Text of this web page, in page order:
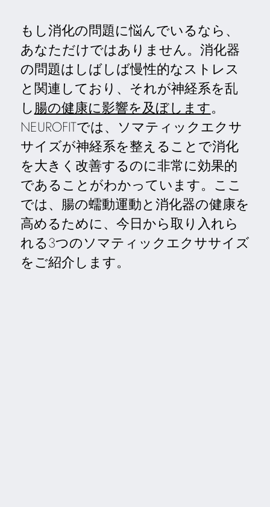
もし消化の問題に悩んでいるなら、
あなただけではありません。消化器
の問題はしばしば慢性的なストレス
と関連しており、それが神経系を乱
し腸の健康に影響を及ぼします。
NEUROFITでは、ソマティックエクサ
サイズが神経系を整えることで消化
を大きく改善するのに非常に効果的
であることがわかっています。ここ
では、腸の蠕動運動と消化器の健康を
高めるために、今日から取り入れら
れる3つのソマティックエクササイズ
をご紹介します。